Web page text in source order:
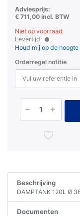
Adviesprijs:
€ 711,00 incl. BTW
Niet op voorraad
Levertijd:
Houd mij op de
Orderregel notitie
Beschrijving
DAMPTANK 120L Ø
Documenten